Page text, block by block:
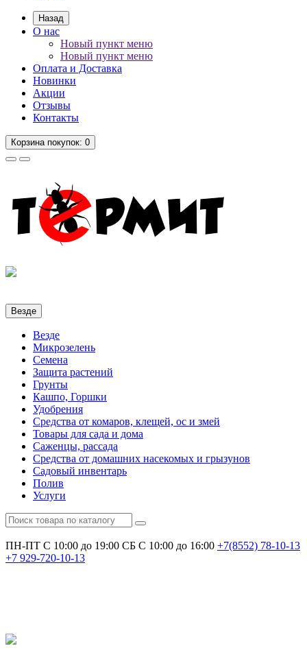
Назад
О нас
Новый пункт меню
Новый пункт меню
Оплата и Доставка
Новинки
Акции
Отзывы
Контакты
Корзинапокупок: 0
Везде
Везде
Микрозелень
Семена
Защита растений
Грунты
Кашпо, Горшки
Удобрения
Средства от комаров, клещей, ос и змей
Товары для сада и дома
Саженцы, рассада
Средства от домашних насекомых и грызунов
Садовый инвентарь
Полив
Услуги
ПН-ПТ С 10:00 до 19:00 СБ С 10:00 до 16:00 +7(8552) 78-10-13
+7 929-720-10-13